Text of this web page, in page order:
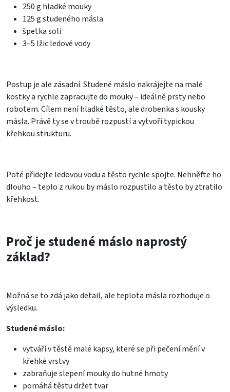
250 g hladké mouky
125 g studeného másla
špetka soli
3–5 lžic ledové vody
Postup je ale zásadní. Studené máslo nakrájejte na malé
kostky a rychle zapracujte do mouky – ideálně prsty nebo
robotem. Cílem není hladké těsto, ale drobenka s kousky
másla. Právě ty se v troubě rozpustí a vytvoří typickou
křehkou strukturu.
Poté přidejte ledovou vodu a těsto rychle spojte. Nehněťte ho
dlouho – teplo z rukou by máslo rozpustilo a těsto by ztratilo
křehkost.
Proč je studené máslo naprostý
základ?
Možná se to zdá jako detail, ale teplota másla rozhoduje o
výsledku.
Studené máslo:
vytváří v těstě malé kapsy, které se při pečení mění v
křehké vrstvy
zabraňuje slepení mouky do hutné hmoty
pomáhá těstu držet tvar